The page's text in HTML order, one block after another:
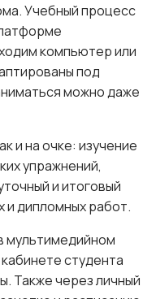
Учебный процесс
компьютер или
под
можно даже
и на очке: изучение
упражнений,
и итоговый
и дипломных работ.
мультимедийном
студента
Также через личный